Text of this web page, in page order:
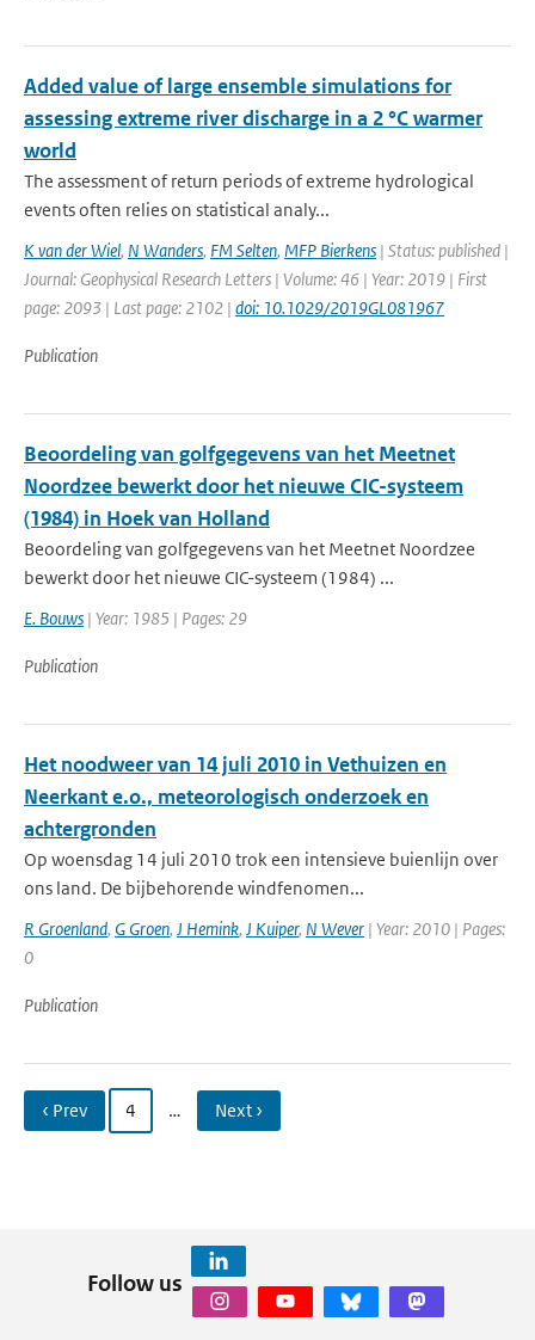
Added value of large ensemble simulations for
assessing extreme river discharge in a 2 °C warmer
world
The assessment of return periods of extreme hydrological
events often relies on statistical analy...
K van der Wiel, N Wanders, FM Selten, MFP Bierkens | Status: published |
Journal: Geophysical Research Letters | Volume: 46 | Year: 2019 | First
page: 2093 | Last page: 2102 | doi: 10.1029/2019GL081967
Publication
Beoordeling van golfgegevens van het Meetnet
Noordzee bewerkt door het nieuwe CIC-systeem
(1984) in Hoek van Holland
Beoordeling van golfgegevens van het Meetnet Noordzee
bewerkt door het nieuwe CIC-systeem (1984) ...
E. Bouws | Year: 1985 | Pages: 29
Publication
Het noodweer van 14 juli 2010 in Vethuizen en
Neerkant e.o., meteorologisch onderzoek en
achtergronden
Op woensdag 14 juli 2010 trok een intensieve buienlijn over
ons land. De bijbehorende windfenomen...
R Groenland, G Groen, J Hemink, J Kuiper, N Wever | Year: 2010 | Pages:
0
Publication
‹ Prev 4 … Next ›
Follow us